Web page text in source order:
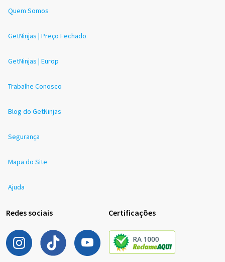
Quem Somos
GetNinjas | Preço Fechado
GetNinjas | Europ
Trabalhe Conosco
Blog do GetNinjas
Segurança
Mapa do Site
Ajuda
Redes sociais Certificações